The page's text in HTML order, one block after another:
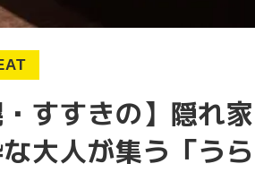
・すすきの】隠れ
大人が集う「う